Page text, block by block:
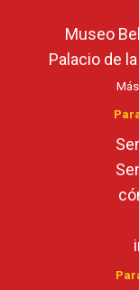
Museo
Palacio de